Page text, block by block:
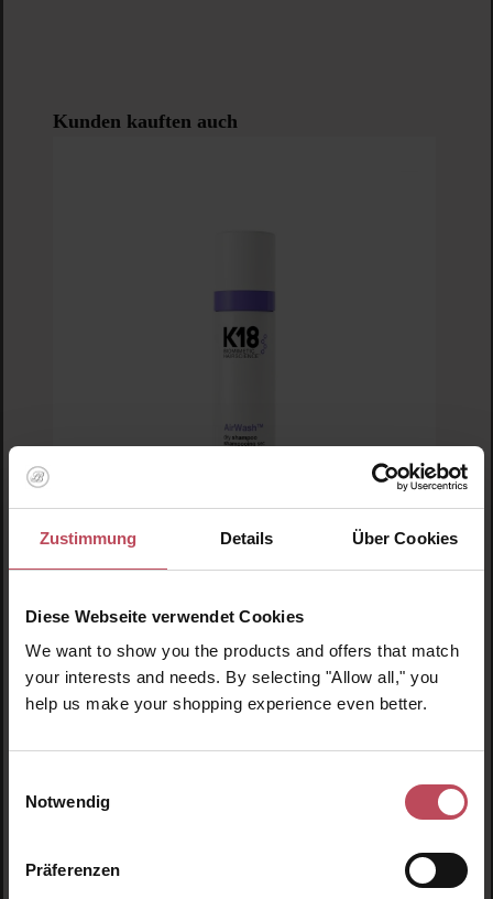
Zustimmung Details Über Cookies
Diese Webseite verwendet Cookies
We want to show you the products and offers that match
your interests and needs. By selecting "Allow all," you
help us make your shopping experience even better.
Notwendig
Präferenzen
Produktgalerie überspringen
Kunden kauften auch
K18
118 ml (46,57 CHF / 100 ml)
Regulärer Preis:
54,95 CHF
Produkt Anzahl: Gib den gewünschten Wert